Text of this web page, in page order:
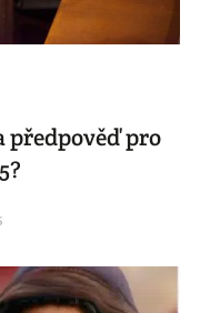
předpověď pro